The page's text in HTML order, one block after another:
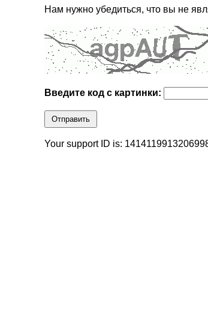
Нам нужно убедиться, что вы не
Введите код с картинки:
Отправить
Your support ID is: